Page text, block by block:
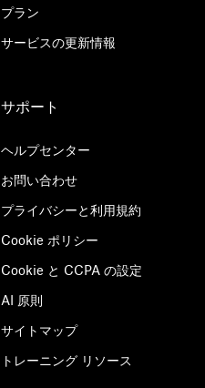
プラン
サービスの更新情報
サポート
ヘルプセンター
お問い合わせ
プライバシーと利用規約
Cookie ポリシー
Cookie と CCPA の設定
AI 原則
サイトマップ
トレーニング リソース